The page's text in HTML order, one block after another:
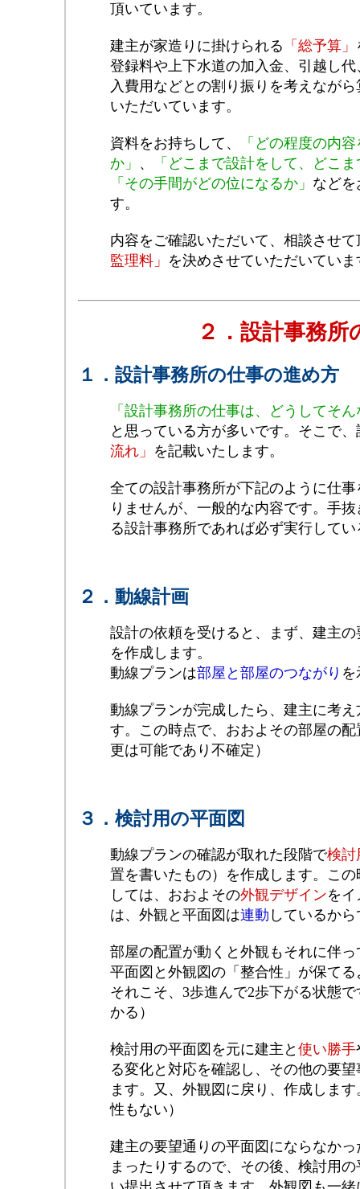
頂いています。
建主が家造りに掛けられる 「総予算」
登録料や上下水道の加入金、引越し
入費用などとの割り振りを考えなが
いただいています。
資料をお持ちして、
「どの程度の内
か」 、
「どこまで設計をして、どこ
「その手間がどの位になるか」 など
す。
内容をご確認いただいて、相談させ
監理料」 を決めさせていただいていま
２．設計事務所
１．設計事務所の仕事の進め方
「設計事務所の仕事は、どうしてそ
と思っている方が多いです。そこで
流れ」 を記載いたします。
全ての設計事務所が下記のように仕
りませんが、一般的な内容です。手
る設計事務所であれば必ず実行して
２．動線計画
設計の依頼を受けると、まず、建主
を作成します。
動線プランは部屋と部屋のつながり
動線プランが完成したら、建主に考
す。この時点で、おおよその部屋の
更は可能であり不確定）
３．検討用の平面図
動線プランの確認が取れた段階で検討
置を書いたもの）を作成します。こ
しては、おおよその外観デザインを
は、外観と平面図は連動 しているか
部屋の配置が動くと外観もそれに伴
平面図と外観図の「整合性」が保て
それこそ、3歩進んで2歩下がる状態
かる）
検討用の平面図を元に建主と 使い勝手
る変化と対応を確認し、その他の要
ます。又、 外観図 に戻り、作成しま
性もない）
建主の要望通りの平面図にならなか
まったりするので、その後、検討用